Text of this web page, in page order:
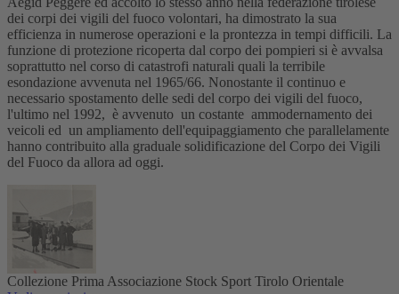
dei corpi dei vigili del fuoco volontari, ha dimostrato la sua
efficienza in numerose operazioni e la prontezza in tempi difficili. La
funzione di protezione ricoperta dal corpo dei pompieri si è avvalsa
soprattutto nel corso di catastrofi naturali quali la terribile
esondazione avvenuta nel 1965/66. Nonostante il continuo e
necessario spostamento delle sedi del corpo dei vigili del fuoco,
l'ultimo nel 1992, è avvenuto un costante ammodernamento dei
veicoli ed un ampliamento dell'equipaggiamento che parallelamente
hanno contribuito alla graduale solidificazione del Corpo dei Vigili
del Fuoco da allora ad oggi.
Collezione Prima Associazione Stock Sport Tirolo Orientale